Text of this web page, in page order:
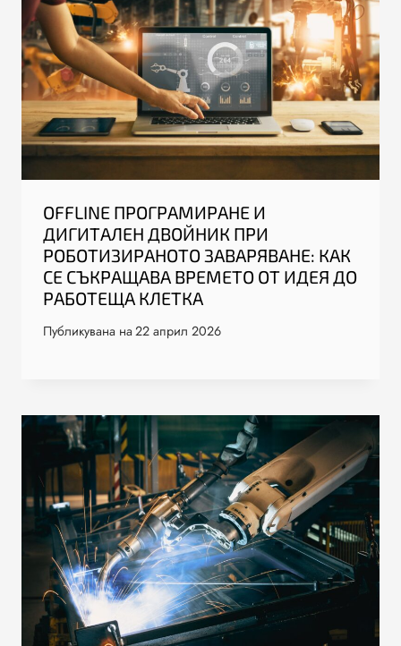
OFFLINE ПРОГРАМИРАНЕ И
ДИГИТАЛЕН ДВОЙНИК ПРИ
РОБОТИЗИРАНОТО ЗАВАРЯВАНЕ: КАК
СЕ СЪКРАЩАВА ВРЕМЕТО ОТ ИДЕЯ ДО
РАБОТЕЩА КЛЕТКА
Публикувана на 22 април 2026